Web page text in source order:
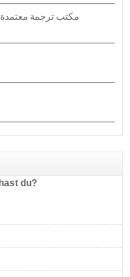
مكتب ترجمة
du?